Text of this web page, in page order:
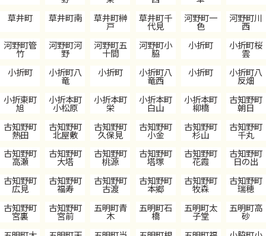
草井町 草井町南 草井町榊
戸
草井町千
代見
河野町一
色
河野町川
西
河野町管
竹
河野町河
野
河野町五
十間
河野町小
脇
小折町 小折町桜
雲
小折町
小折町八
竜
小折町 小折町八
竜西
小折町 小折町八
反畑
小折東町
旭
小折本町
小松原
小折本町
栄
小折本町
白山
小折本町
柳橋
古知野町
朝日
古知野町
熱田
古知野町
北屋敷
古知野町
久保見
古知野町
小金
古知野町
杉山
古知野町
千丸
古知野町
高瀬
古知野町
大塔
古知野町
桃源
古知野町
塔塚
古知野町
花霞
古知野町
日の出
古知野町
広見
古知野町
福寿
古知野町
古渡
古知野町
本郷
古知野町
牧森
古知野町
瑞穂
古知野町
宮裏
古知野町
宮前
五明町青
木
五明町石
橋
五明町太
子堂
五明町高
砂